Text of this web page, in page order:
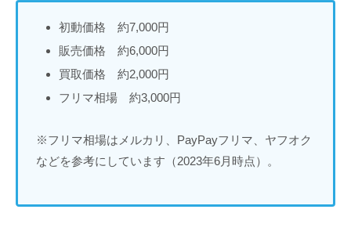
初動価格 約7,000円
販売価格 約6,000円
買取価格 約2,000円
フリマ相場 約3,000円
※フリマ相場はメルカリ、PayPayフリマ、ヤフオク
などを参考にしています（2023年6月時点）。